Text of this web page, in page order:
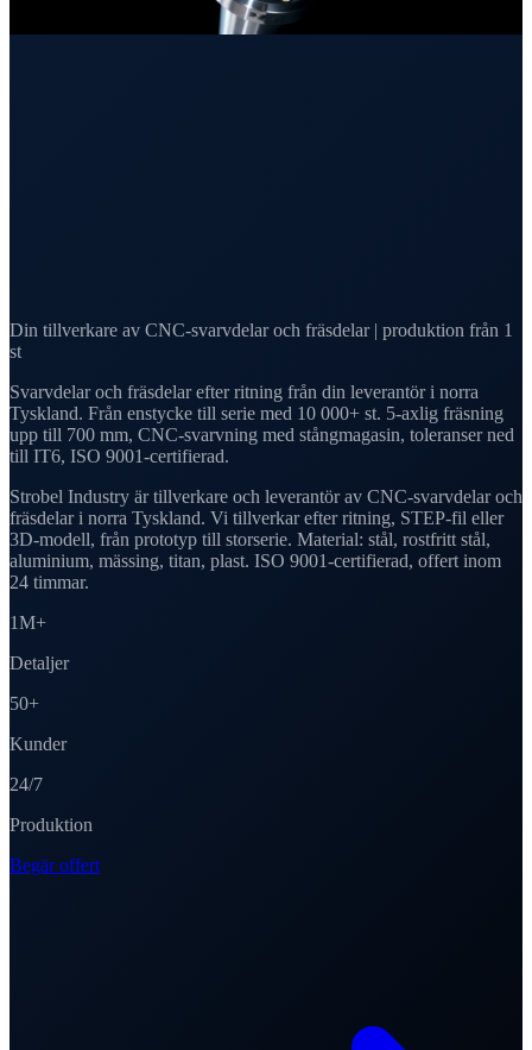
Din tillverkare av CNC-svarvdelar och fräsdelar | produktion från 1
st
Svarvdelar och fräsdelarefter ritning från din leverantör i norra
Tyskland. Från enstycke till serie med 10 000+ st. 5-axlig fräsning
upp till 700 mm, CNC-svarvning med stångmagasin, toleranser ned
till IT6, ISO 9001-certifierad.
Strobel Industry är tillverkare och leverantör av CNC-svarvdelar och
fräsdelar i norra Tyskland. Vi tillverkar efter ritning, STEP-fil eller
3D-modell, från prototyp till storserie. Material: stål, rostfritt stål,
aluminium, mässing, titan, plast. ISO 9001-certifierad, offert inom
24 timmar.
1M+
Detaljer
50+
Kunder
24/7
Produktion
Begär offert